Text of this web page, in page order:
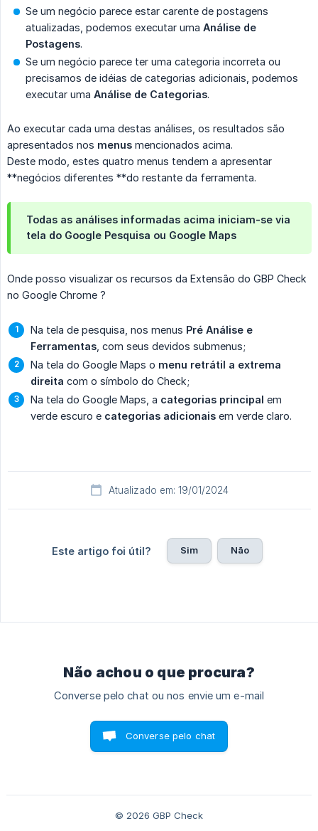
Se um negócio parece estar carente de postagens
atualizadas, podemos executar uma Análise de
Postagens.
Se um negócio parece ter uma categoria incorreta ou
precisamos de idéias de categorias adicionais, podemos
executar uma Análise de Categorias.
Ao executar cada uma destas análises, os resultados são
apresentados nos menus mencionados acima.
Deste modo, estes quatro menus tendem a apresentar
**negócios diferentes **do restante da ferramenta.
Todas as análises informadas acima iniciam-se via
tela do Google Pesquisa ou Google Maps
Onde posso visualizar os recursos da Extensão do GBP Check
no Google Chrome ?
Na tela de pesquisa, nos menus Pré Análise e
Ferramentas , com seus devidos submenus;
Na tela do Google Maps o menu retrátil a extrema
direita com o símbolo do Check;
Na tela do Google Maps, a categorias principal em
verde escuro e categorias adicionais em verde claro.
Atualizado em: 19/01/2024
Este artigo foi útil? Sim Não
Não achou o que procura?
Converse pelo chat ou nos envie um e-mail
Converse pelo chat
© 2026 GBP Check